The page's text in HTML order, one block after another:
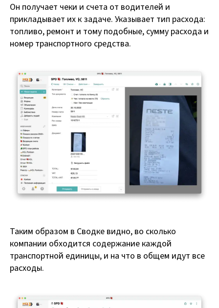
Он получает чеки и счета от водителей и
прикладывает их к задаче. Указывает тип расхода:
топливо, ремонт и тому подобные, сумму расхода и
номер транспортного средства.
Таким образом в Сводке видно, во сколько
компании обходится содержание каждой
транспортной единицы, и на что в общем идут все
расходы.